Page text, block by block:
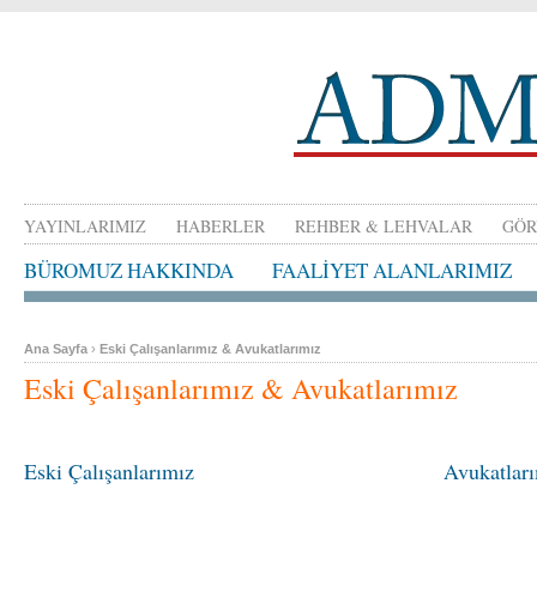
BÜROMUZ HAKKINDA FAALİYET ALANLARIMIZ
YAYINLARIMIZ HABERLER REHBER & LEHVALAR
Ana Sayfa › Eski Çalışanlarımız & Avukatlarımız
Eski Çalışanlarımız & Avukatlarımız
Eski Çalışanlarımız